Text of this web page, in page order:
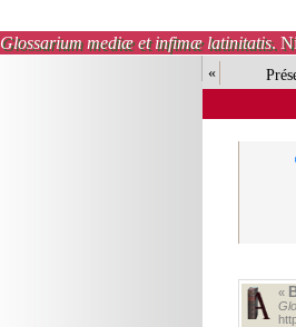
Glossarium mediæ et infimæ latinitatis.
«
«